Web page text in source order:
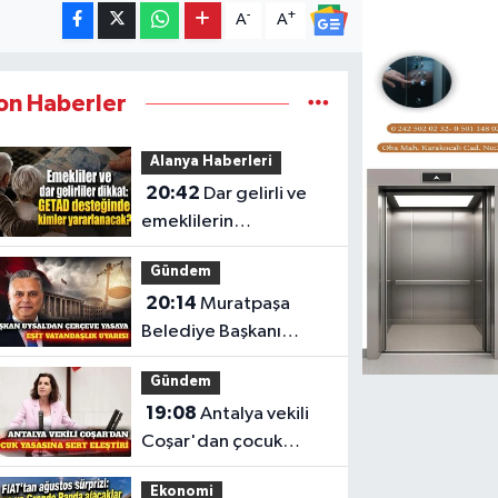
A- A+
Haberler
Alanya Haberleri
20:42
emeklilerin
gündeminde GETAD
desteği
Gündem
20:14 Muratpaşa
Belediye Başkanı
Uysal'dan çerçeve
yasa tepkisi
Gündem
19:08 Antalya vekili
Coşar'dan çocuk
yasası eleştirisi
Ekonomi